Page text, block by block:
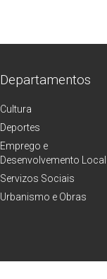
Departamentos
Cultura
Deportes
Emprego e
Desenvolvemento Local
Servizos Sociais
Urbanismo e Obras